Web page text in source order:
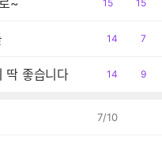
~
공
15
댓
15
공
14
댓
7
딱 좋습니다
공
14
댓
9
7/10